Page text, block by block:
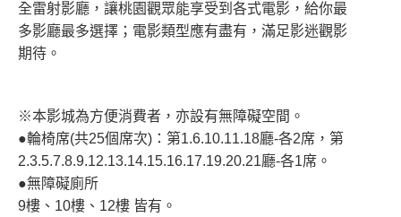
全雷射影廳，讓桃園觀眾能享受到各式電影，給你最
多影廳最多選擇；電影類型應有盡有，滿足影迷觀影
期待。
※本影城為方便消費者，亦設有無障礙空間。
●輪椅席(共25個席次)：第1.6.10.11.18廳-各2席，第
2.3.5.7.8.9.12.13.14.15.16.17.19.20.21廳-各1席。
●無障礙廁所
9樓、10樓、12樓 皆有。